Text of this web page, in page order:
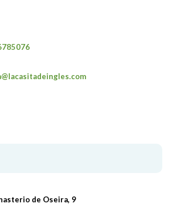
de Oseira, 9